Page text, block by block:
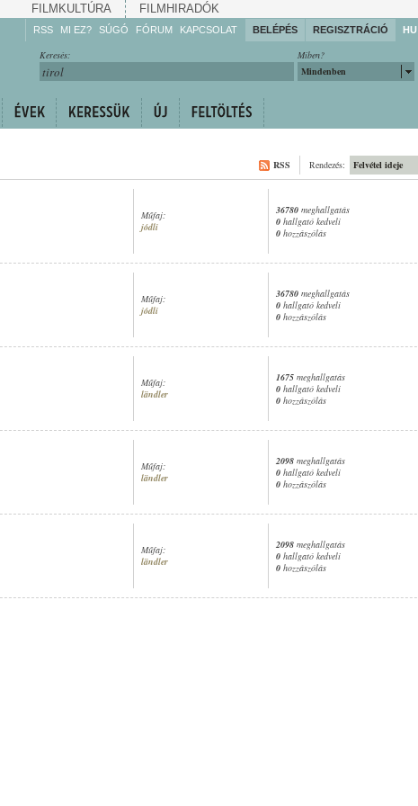
FILMKULTÚRA FILMHIRADÓK
RSS MI EZ? SÚGÓ
Gyarapítsa!
FÓRUM KAPCSOLAT BELÉPÉS REGISZTRÁCIÓ HU
Miben?
Mindenben
Keresés:
Felvétel ideje
Rendezés:
RSS
Műfaj:
jódli
36780 meghallgatás
0 hallgató kedveli
0 hozzászólás
Műfaj:
jódli
36780 meghallgatás
0 hallgató kedveli
0 hozzászólás
Műfaj:
ländler
1675 meghallgatás
0 hallgató kedveli
0 hozzászólás
Műfaj:
ländler
2098 meghallgatás
0 hallgató kedveli
0 hozzászólás
Műfaj:
ländler
2098 meghallgatás
0 hallgató kedveli
0 hozzászólás